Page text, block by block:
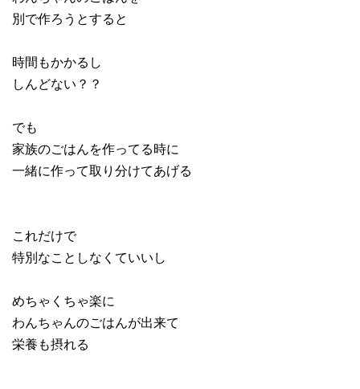
別で作ろうとすると
時間もかかるし
しんどない？？
でも
家族のごはんを作ってる時に
一緒に作って取り分けてあげる
これだけで
特別なことしなくていいし
めちゃくちゃ楽に
わんちゃんのごはんが出来て
栄養も摂れる